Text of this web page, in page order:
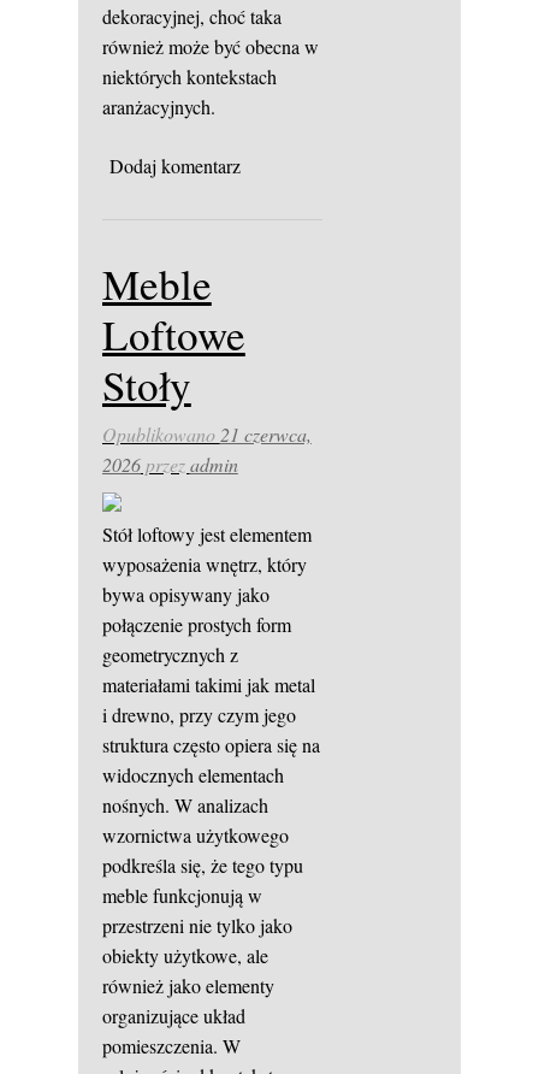
dekoracyjnej, choć taka
również może być obecna w
niektórych kontekstach
aranżacyjnych.
Dodaj komentarz
Meble
Loftowe
Stoły
Opublikowano 21 czerwca,
2026przezadmin
Stół loftowy jest elementem
wyposażenia wnętrz, który
bywa opisywany jako
połączenie prostych form
geometrycznych z
materiałami takimi jak metal
i drewno, przy czym jego
struktura często opiera się na
widocznych elementach
nośnych. W analizach
wzornictwa użytkowego
podkreśla się, że tego typu
meble funkcjonują w
przestrzeni nie tylko jako
obiekty użytkowe, ale
również jako elementy
organizujące układ
pomieszczenia. W